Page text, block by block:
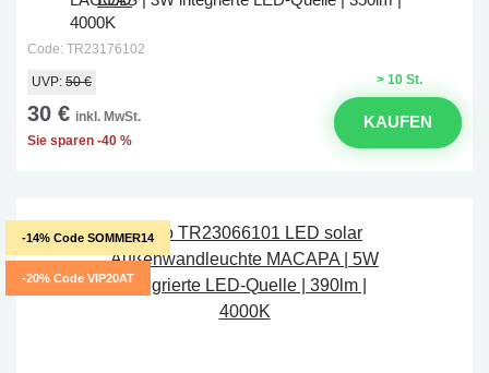
4000K
Code: TR23176102
> 10 St.
UVP: 50 €
30 € inkl. MwSt.
Sie sparen -40 %
KAUFEN
-14% Code SOMMER14
-20% Code VIP20AT